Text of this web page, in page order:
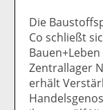
Die
Co schließt
Zentrallager
erhält